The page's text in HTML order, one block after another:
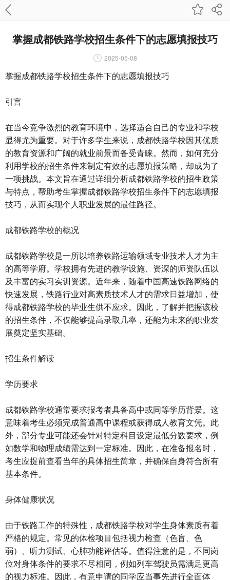
掌握成都铁路学校招生条件下的志愿填报技巧
2025-05-08
掌握成都铁路学校招生条件下的志愿填报技巧
引言
在当今竞争激烈的教育环境中，选择适合自己的专业和学校
显得尤为重要。对于许多学生来说，成都铁路学校因其优质
的教育资源和广阔的就业前景而备受青睐。然而，如何充分
利用学校的招生条件来制定有效的志愿填报策略，却成为了
一项挑战。本文旨在通过详细分析成都铁路学校的招生政策
与特点，帮助考生掌握成都铁路学校招生条件下的志愿填报
技巧，从而实现个人职业发展的最佳路径。
成都铁路学校的概况
成都铁路学校是一所以培养铁路运输领域专业技术人才为主
的高等学府。学校拥有先进的教学设施、资深的师资队伍以
及丰富的实习实训资源。近年来，随着中国高速铁路网络的
快速发展，铁路行业对高素质技术人才的需求日益增加，使
得成都铁路学校的毕业生供不应求。因此，了解并把握该校
的招生条件，不仅能够提高录取几率，还能为未来的职业发
展奠定坚实基础。
招生条件解读
学历要求
成都铁路学校通常要求报考者具备高中或同等学历背景。这
意味着考生必须完成普通高中课程或获得成人教育文凭。此
外，部分专业可能还会针对特定科目设定最低分数要求，例
如数学和物理成绩需达到一定标准。因此，在准备报名时，
考生应提前查看当年的具体招生简章，并确保自身符合所有
基本条件。
身体健康状况
由于铁路工作的特殊性，成都铁路学校对学生身体素质有着
严格的规定。常见的体检项目包括视力检查（色盲、色
弱）、听力测试、心肺功能评估等。值得注意的是，不同岗
位对身体条件的要求不尽相同，例如列车驾驶员需满足更高
的视力标准。因此，有意申请的同学应当事先进行全面体